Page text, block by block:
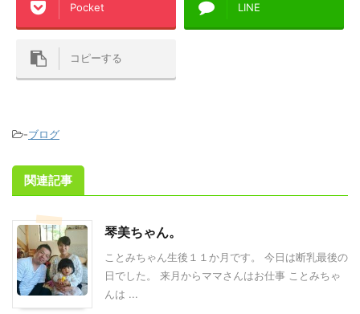
Pocket LINE
コピーする
-ブログ
関連記事
琴美ちゃん。
ことみちゃん生後１１か月です。 今日は断乳最後の
日でした。 来月からママさんはお仕事 ことみちゃ
んは ...